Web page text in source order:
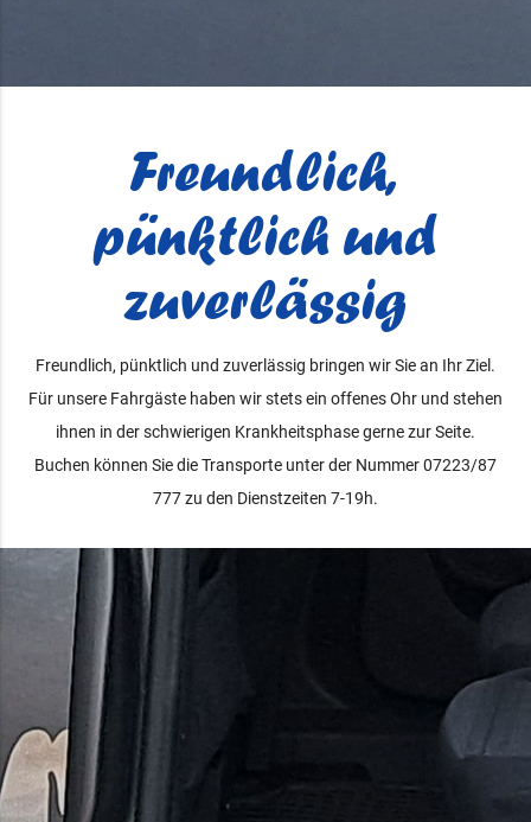
Freundlich,
pünktlich und
zuverlässig
Freundlich, pünktlich und zuverlässig bringen wir Sie an Ihr Ziel.
Für unsere Fahrgäste haben wir stets ein offenes Ohr und stehen
ihnen in der schwierigen Krankheitsphase gerne zur Seite.
Buchen können Sie die Transporte unter der Nummer 07223/87
777 zu den Dienstzeiten 7-19h.